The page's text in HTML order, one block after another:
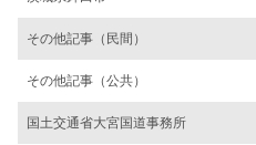
その他記事（民間）
その他記事（公共）
国土交通省大宮国道事務所